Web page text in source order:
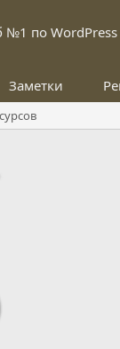
№1 по WordPress
Заметки